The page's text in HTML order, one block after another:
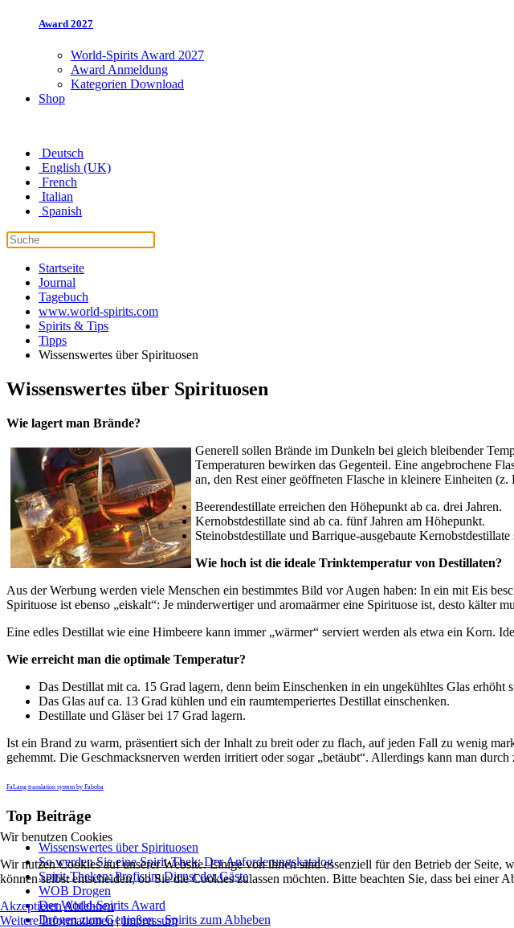
Award 2027
World-Spirits Award 2027
Award Anmeldung
Kategorien Download
Shop
Deutsch
English (UK)
French
Italian
Spanish
Startseite
Journal
Tagebuch
www.world-spirits.com
Spirits & Tips
Tipps
Wissenswertes über Spirituosen
Wissenswertes über Spirituosen
Wie lagert man Brände?
Generell sollen Brände im Dunkeln bei gleich bleibender
Temperaturen bewirken das Gegenteil. Eine angebrochene
an, den Rest einer geöffneten Flasche in kleinere Einheiten
Beerendestillate erreichen den Höhepunkt ab ca. drei Jahren.
Kernobstdestillate sind ab ca. fünf Jahren am Höhepunkt.
Steinobstdestillate und Barrique-ausgebaute
Wie hoch ist die ideale Trinktemperatur von Destillaten?
Aus der Werbung werden viele Menschen ein bestimmtes Bild vor Augen haben: In ein mit Eis
Spirituose ist ebenso „eiskalt“: Je minderwertiger und aromaärmer eine Spirituose ist, desto kälter
Eine edles Destillat wie eine Himbeere kann immer „wärmer“ serviert werden als etwa ein Korn.
Wie erreicht man die optimale Temperatur?
Das Destillat mit ca. 15 Grad lagern, denn beim Einschenken in ein ungekühltes Glas erhöht
Das Glas auf ca. 13 Grad kühlen und ein raumtemperiertes Destillat einschenken.
Destillate und Gläser bei 17 Grad lagern.
Ist ein Brand zu warm, präsentiert sich der Inhalt zu breit oder zu flach, auf jeden Fall zu wenig
gehemmt. Die Geschmacksnerven werden irritiert oder sogar „betäubt“. Allerdings kann man
FaLang translation system by Faboba
Top Beiträge
Wissenswertes über Spirituosen
So werden Sie eine Spirit-Thek: Der Anforderungskatalog
Spirit-Theken: Profis im Dienst der Gäste
WOB Drogen
Der World-Spirits Award
Drogen zum Genießen - Spirits zum Abheben
Wir benutzen Cookies
Wir nutzen Cookies auf unserer Website. Einige von ihnen sind essenziell für den Betrieb der
können selbst entscheiden, ob Sie die Cookies zulassen möchten. Bitte beachten Sie, dass bei
AkzeptierenAblehnen
Weitere Informationen|Impressum